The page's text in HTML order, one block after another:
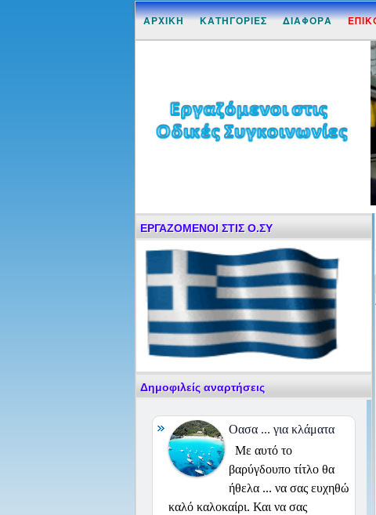
ΑΡΧΙΚΗ ΚΑΤΗΓΟΡΙΕΣ ΔΙΑΦΟΡΑ
ΕΡΓΑΖΟΜΕΝΟΙ ΣΤΙΣ Ο.ΣΥ
Δημοφιλείς αναρτήσεις
Οασα ... για κλάματα
Με αυτό το
βαρύγδουπο τίτλο θα
ήθελα ... να σας ευχηθώ
καλό καλοκαίρι. Και να σας